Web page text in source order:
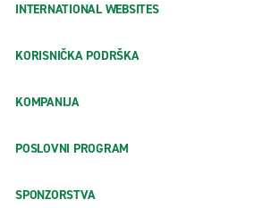
INTERNATIONAL WEBSITES
KORISNIČKA PODRŠKA
KOMPANIJA
POSLOVNI PROGRAM
SPONZORSTVA